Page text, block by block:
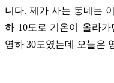
니다. 제가 사는 동네는
하 10도로 기온이 올라
영하 30도였는데 오늘은